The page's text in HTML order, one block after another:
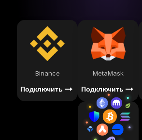
Binance
Подключить
MetaMask
Подключить